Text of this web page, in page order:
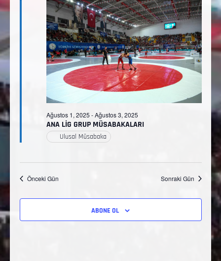
ANA LİG GRUP MÜSABAKALARI
Ağustos 1, 2025 -Ağustos 3, 2025
Ulusal Müsabaka
Önceki Gün Sonraki Gün
ABONE OL